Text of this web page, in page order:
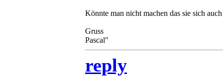
Könnte man nicht machen das sie sich
Gruss
Pascal"
reply